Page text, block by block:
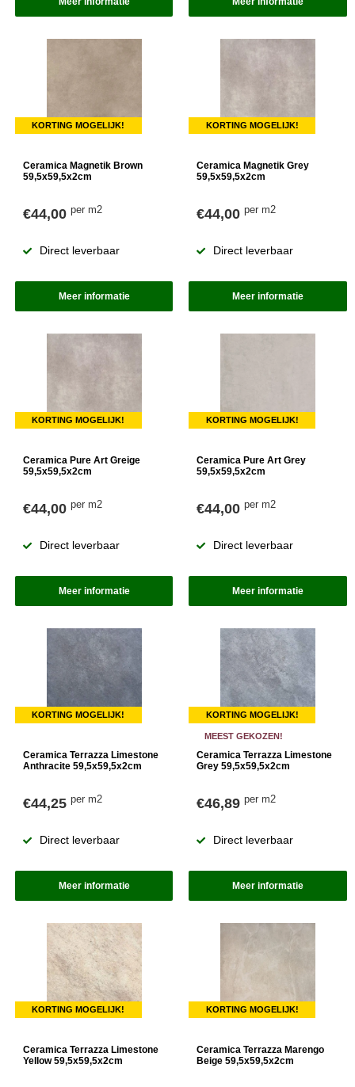
KORTING MOGELIJK!
Ceramica Magnetik Brown
59,5x59,5x2cm
€44,00 per m2
Direct leverbaar
Meer informatie
KORTING MOGELIJK!
Ceramica Magnetik Grey
59,5x59,5x2cm
€44,00per m2
Direct leverbaar
Meer informatie
KORTING MOGELIJK!
Ceramica Pure Art Greige
59,5x59,5x2cm
€44,00 per m2
Direct leverbaar
Meer informatie
KORTING MOGELIJK!
Ceramica Pure Art Grey
59,5x59,5x2cm
€44,00per m2
Direct leverbaar
Meer informatie
KORTING MOGELIJK!
Ceramica Terrazza Limestone
Anthracite 59,5x59,5x2cm
€44,25 per m2
Direct leverbaar
Meer informatie
KORTING MOGELIJK!
MEEST GEKOZEN!
Ceramica Terrazza Limestone
Grey 59,5x59,5x2cm
€46,89per m2
Direct leverbaar
Meer informatie
KORTING MOGELIJK!
Ceramica Terrazza Limestone
Yellow 59,5x59,5x2cm
KORTING MOGELIJK!
Ceramica Terrazza Marengo
Beige 59,5x59,5x2cm